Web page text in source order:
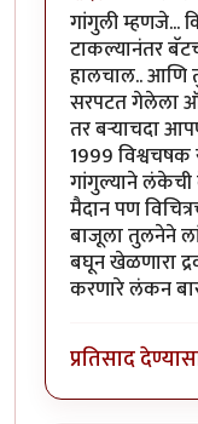
गांगुली म्हणजे...
टाकल्यानंतर
हालचाल.. आणि
सरपटत गेलेला
तर बर्‍याचदा
1999 विश्वचषक
गांगुल्याने
मैदान पण
बाजूला तुलनेने
बघून खेळणारा
करणारे लंकन
प्रतिसाद